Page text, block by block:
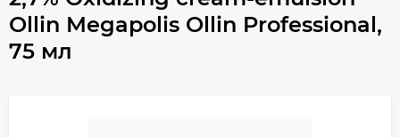
Ollin Megapolis Ollin Professional,
75 мл